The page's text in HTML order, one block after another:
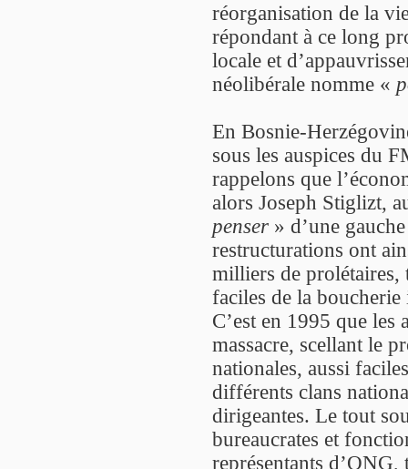
réorganisation de la
répondant à ce long
locale et
néolibérale nomme «
En Bosnie-
sous les auspices du
rappelons que
alors Joseph Stiglizt,
penser » d’une
restructurations ont
milliers de prolétaires,
faciles de la
C’est en 1995 que
massacre, scellant le
nationales, aussi
différents clans
dirigeantes. Le tout
bureaucrates et
représentants d’ONG,